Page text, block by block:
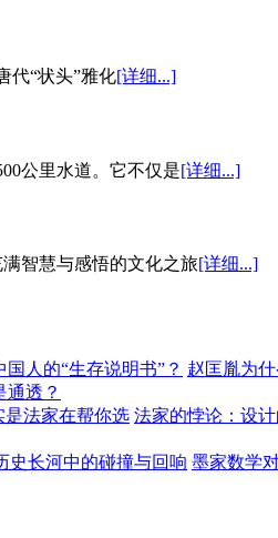
代“状头”雅化[详细...]
公里水道。它不仅是[详细...]
智慧与感悟的文化之旅[详细...]
人的“生存说明书”？ 赵匡胤为
透？
法家在帮你选 法家的悖论：设
史长河中的碰撞与回响 墨家数学